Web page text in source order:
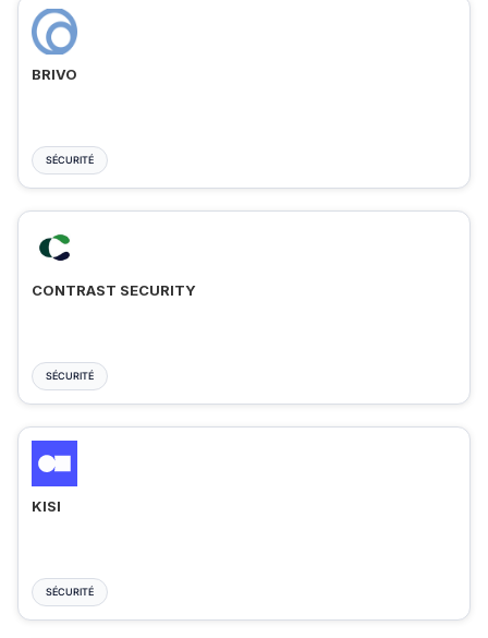
BRIVO
SÉCURITÉ
CONTRAST SECURITY
SÉCURITÉ
KISI
SÉCURITÉ